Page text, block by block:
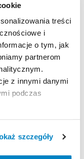
treści
i
o tym, jak
partnerom
z innymi danymi
podczas
szczegóły
tego